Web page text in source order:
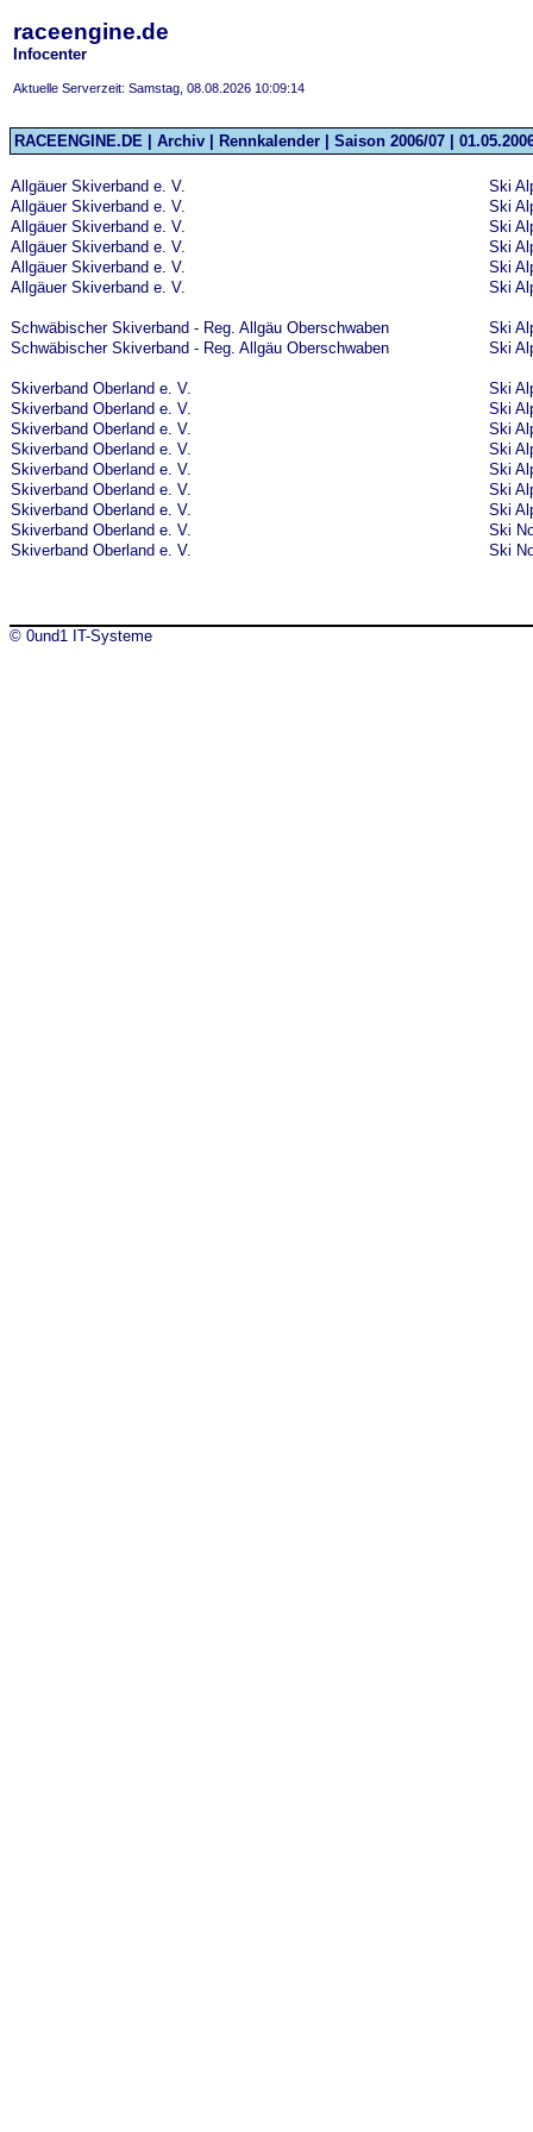
raceengine.de
Infocenter
Aktuelle Serverzeit: Samstag, 08.08.2026 10:09:14
RACEENGINE.DE | Archiv | Rennkalender | Saison 2006/07 |
Allgäuer Skiverband e. V.
Ski
Allgäuer Skiverband e. V.
Ski
Allgäuer Skiverband e. V.
Ski
Allgäuer Skiverband e. V.
Ski
Allgäuer Skiverband e. V.
Ski
Allgäuer Skiverband e. V.
Ski
Schwäbischer Skiverband - Reg. Allgäu Oberschwaben
Ski
Schwäbischer Skiverband - Reg. Allgäu Oberschwaben
Ski
Skiverband Oberland e. V.
Ski
Skiverband Oberland e. V.
Ski
Skiverband Oberland e. V.
Ski
Skiverband Oberland e. V.
Ski
Skiverband Oberland e. V.
Ski
Skiverband Oberland e. V.
Ski
Skiverband Oberland e. V.
Ski
Skiverband Oberland e. V.
Ski
Skiverband Oberland e. V.
Ski
© 0und1 IT-Systeme